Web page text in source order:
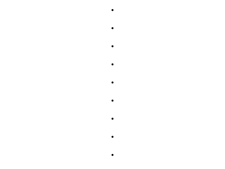
.
.
.
.
.
.
.
.
.